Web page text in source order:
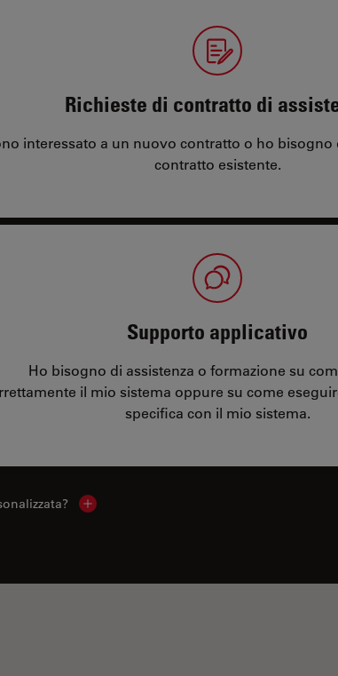
Richieste di contratto di
interessato a un nuovo contratto o ho bisogno
contratto esistente.
Supporto applicativo
Ho bisogno di assistenza o formazione su
il mio sistema oppure su come
specifica con il mio sistema.
Show local contacts